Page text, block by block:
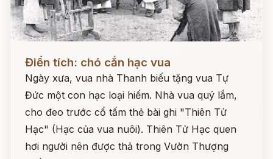
Đọc ngay
Điển tích: chó cắn hạc vua
Ngày xưa, vua nhà Thanh biếu tặng vua Tự
Đức một con hạc loại hiếm. Nhà vua quý lắm,
cho đeo trước cổ tấm thẻ bài ghi "Thiên Tử
Hạc" (Hạc của vua nuôi). Thiên Tử Hạc quen
hơi người nên được thả trong Vườn Thượng